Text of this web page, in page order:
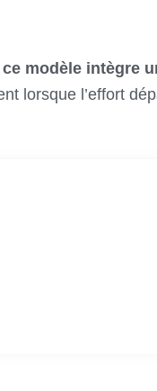
ce modèle intègre
lorsque l’effort